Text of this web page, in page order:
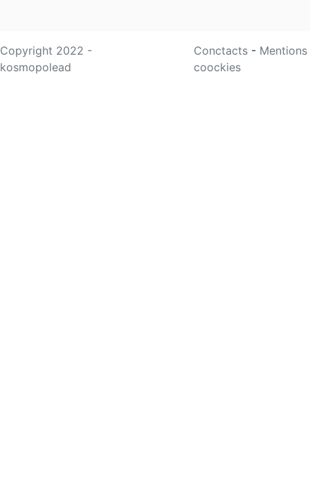
Copyright 2022 -
kosmopolead
Conctacts -
coockies